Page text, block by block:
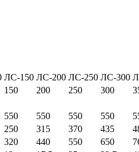
ЛС-150 ЛС-200 ЛС-250 ЛС-300
150 200 250 300
550 550 550 550
250 315 370 435
320 440 550 650